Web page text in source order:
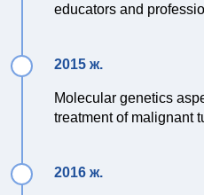
educators and
2015 ж.
Molecular genetics
treatment of malignant
2016 ж.